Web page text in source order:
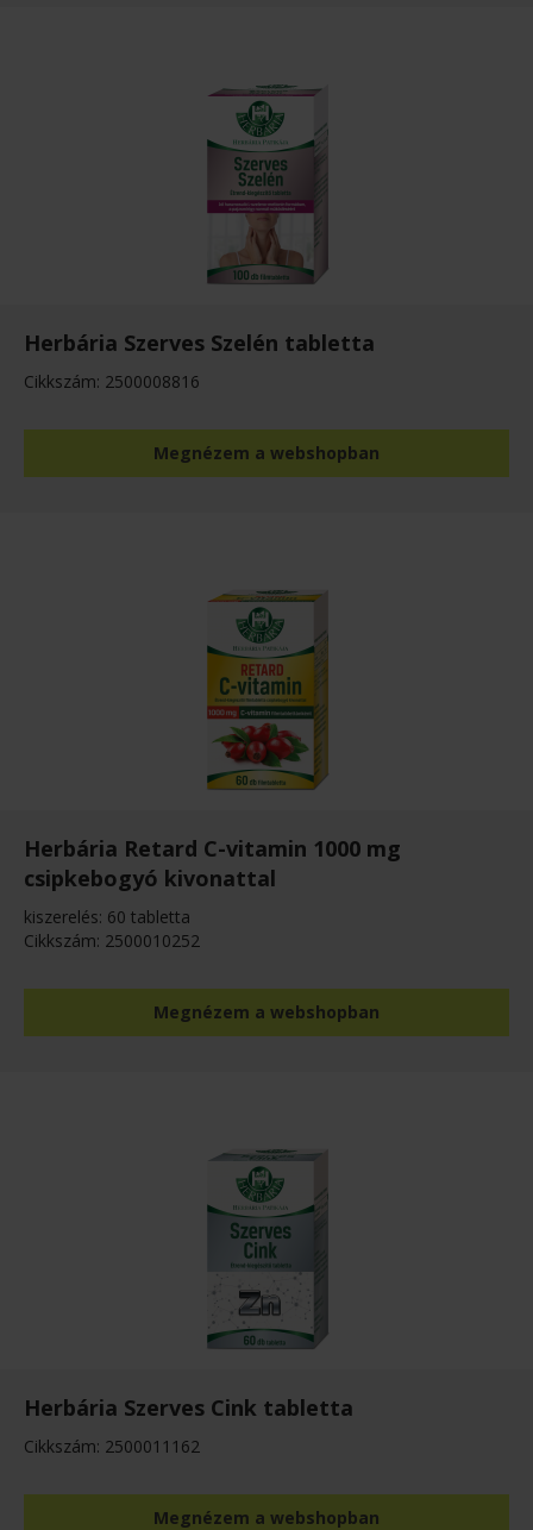
Herbária Szerves Szelén tabletta
Cikkszám: 2500008816
Megnézem a webshopban
Herbária Retard C-vitamin 1000 mg
csipkebogyó kivonattal
kiszerelés: 60 tabletta
Cikkszám: 2500010252
Megnézem a webshopban
Herbária Szerves Cink tabletta
Cikkszám: 2500011162
Megnézem a webshopban